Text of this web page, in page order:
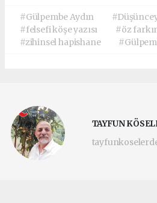
#Gülpembe Aydın
#felsefi köşe yazısı
#öz
#zihinsel hapishane
TAYFUN